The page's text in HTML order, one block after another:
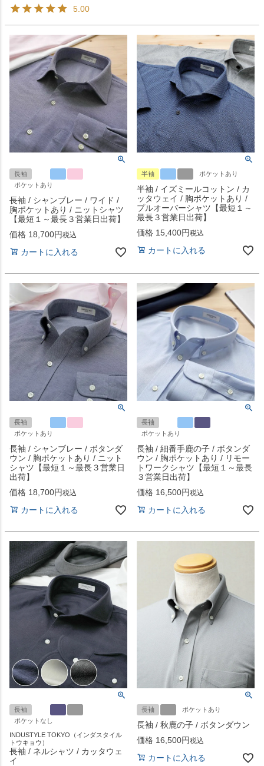
5.00
長袖
ポケットあり
長袖 / シャンブレー / ワイド /
胸ポケットあり / ニットシャツ
【最短１～最長３営業日出荷】
価格 18,700 税込
カートに入れる
半袖 ポケットあり
半袖 / イズミールコットン / カ
ッタウェイ / 胸ポケットあり /
プルオーバーシャツ【最短１～
最長３営業日出荷】
価格 15,400 税込
カートに入れる
長袖
ポケットあり
長袖 / シャンブレー / ボタンダ
ウン / 胸ポケットあり / ニット
シャツ【最短１～最長３営業日
出荷】
価格 18,700 税込
カートに入れる
長袖
ポケットあり
長袖 / 細番手鹿の子 / ボタンダ
ウン / 胸ポケットあり / リモー
トワークシャツ【最短１～最長
３営業日出荷】
価格 16,500 税込
カートに入れる
長袖
ポケットなし
INDUSTYLE TOKYO（インダスタイル
トウキョウ）
長袖 / ネルシャツ / カッタウェ
イ
長袖 ポケットあり
長袖 / 秋鹿の子 / ボタンダウン
価格 16,500 税込
カートに入れる